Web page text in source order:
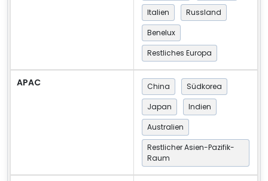
Italien
Russland
Benelux
Restliches Europa
APAC China
Südkorea
Japan
Indien
Australien
Restlicher Asien-Pazifik-
Raum